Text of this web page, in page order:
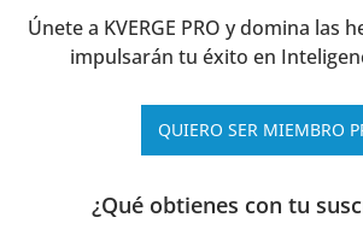
Únete a KVERGE PRO y domina las
impulsarán tu éxito en
QUIERO SER MIEMBRO
¿Qué obtienes con tu